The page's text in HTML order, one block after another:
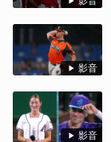
影音
影音